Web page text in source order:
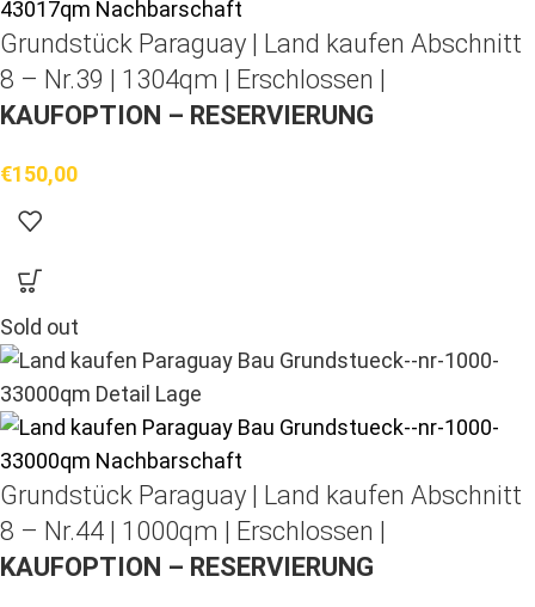
Grundstück Paraguay | Land kaufen Abschnitt
8 – Nr.39 | 1304qm | Erschlossen |
KAUFOPTION – RESERVIERUNG
€150,00
Sold out
Grundstück Paraguay | Land kaufen Abschnitt
8 – Nr.44 | 1000qm | Erschlossen |
KAUFOPTION – RESERVIERUNG